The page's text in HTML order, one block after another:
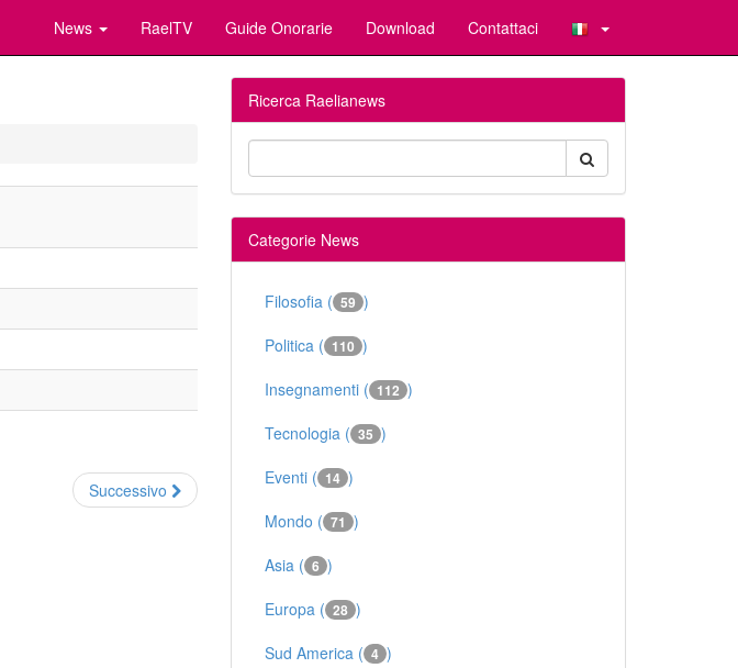
News RaelTV Guide Onorarie Download Contattaci
Successivo
Ricerca Raelianews
Categorie News
Filosofia ( 59 )
Politica ( 110 )
Insegnamenti ( 112 )
Tecnologia ( 35 )
Eventi ( 14 )
Mondo ( 71 )
Asia ( 6 )
Europa ( 28 )
Sud America ( 4 )